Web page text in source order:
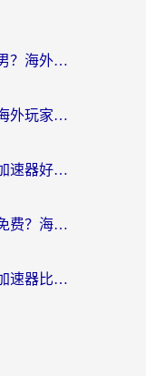
印度怎么玩一拳超人：最强之男？海外党国服游戏加速避坑指南
国外怎么玩明日方舟不延迟？海外玩家国服游戏加速终极指南（附DNF梦幻诛仙解决方案）
海外党别愁！打炉石传说什么加速器好用？3个实用技巧解决国服游戏卡顿
国外玩流放之路用什么加速器免费？海外党亲测有效的国服游戏加速指南
国外玩国服浮生为卿歌用什么加速器比较好？海外党亲测不踩坑指南